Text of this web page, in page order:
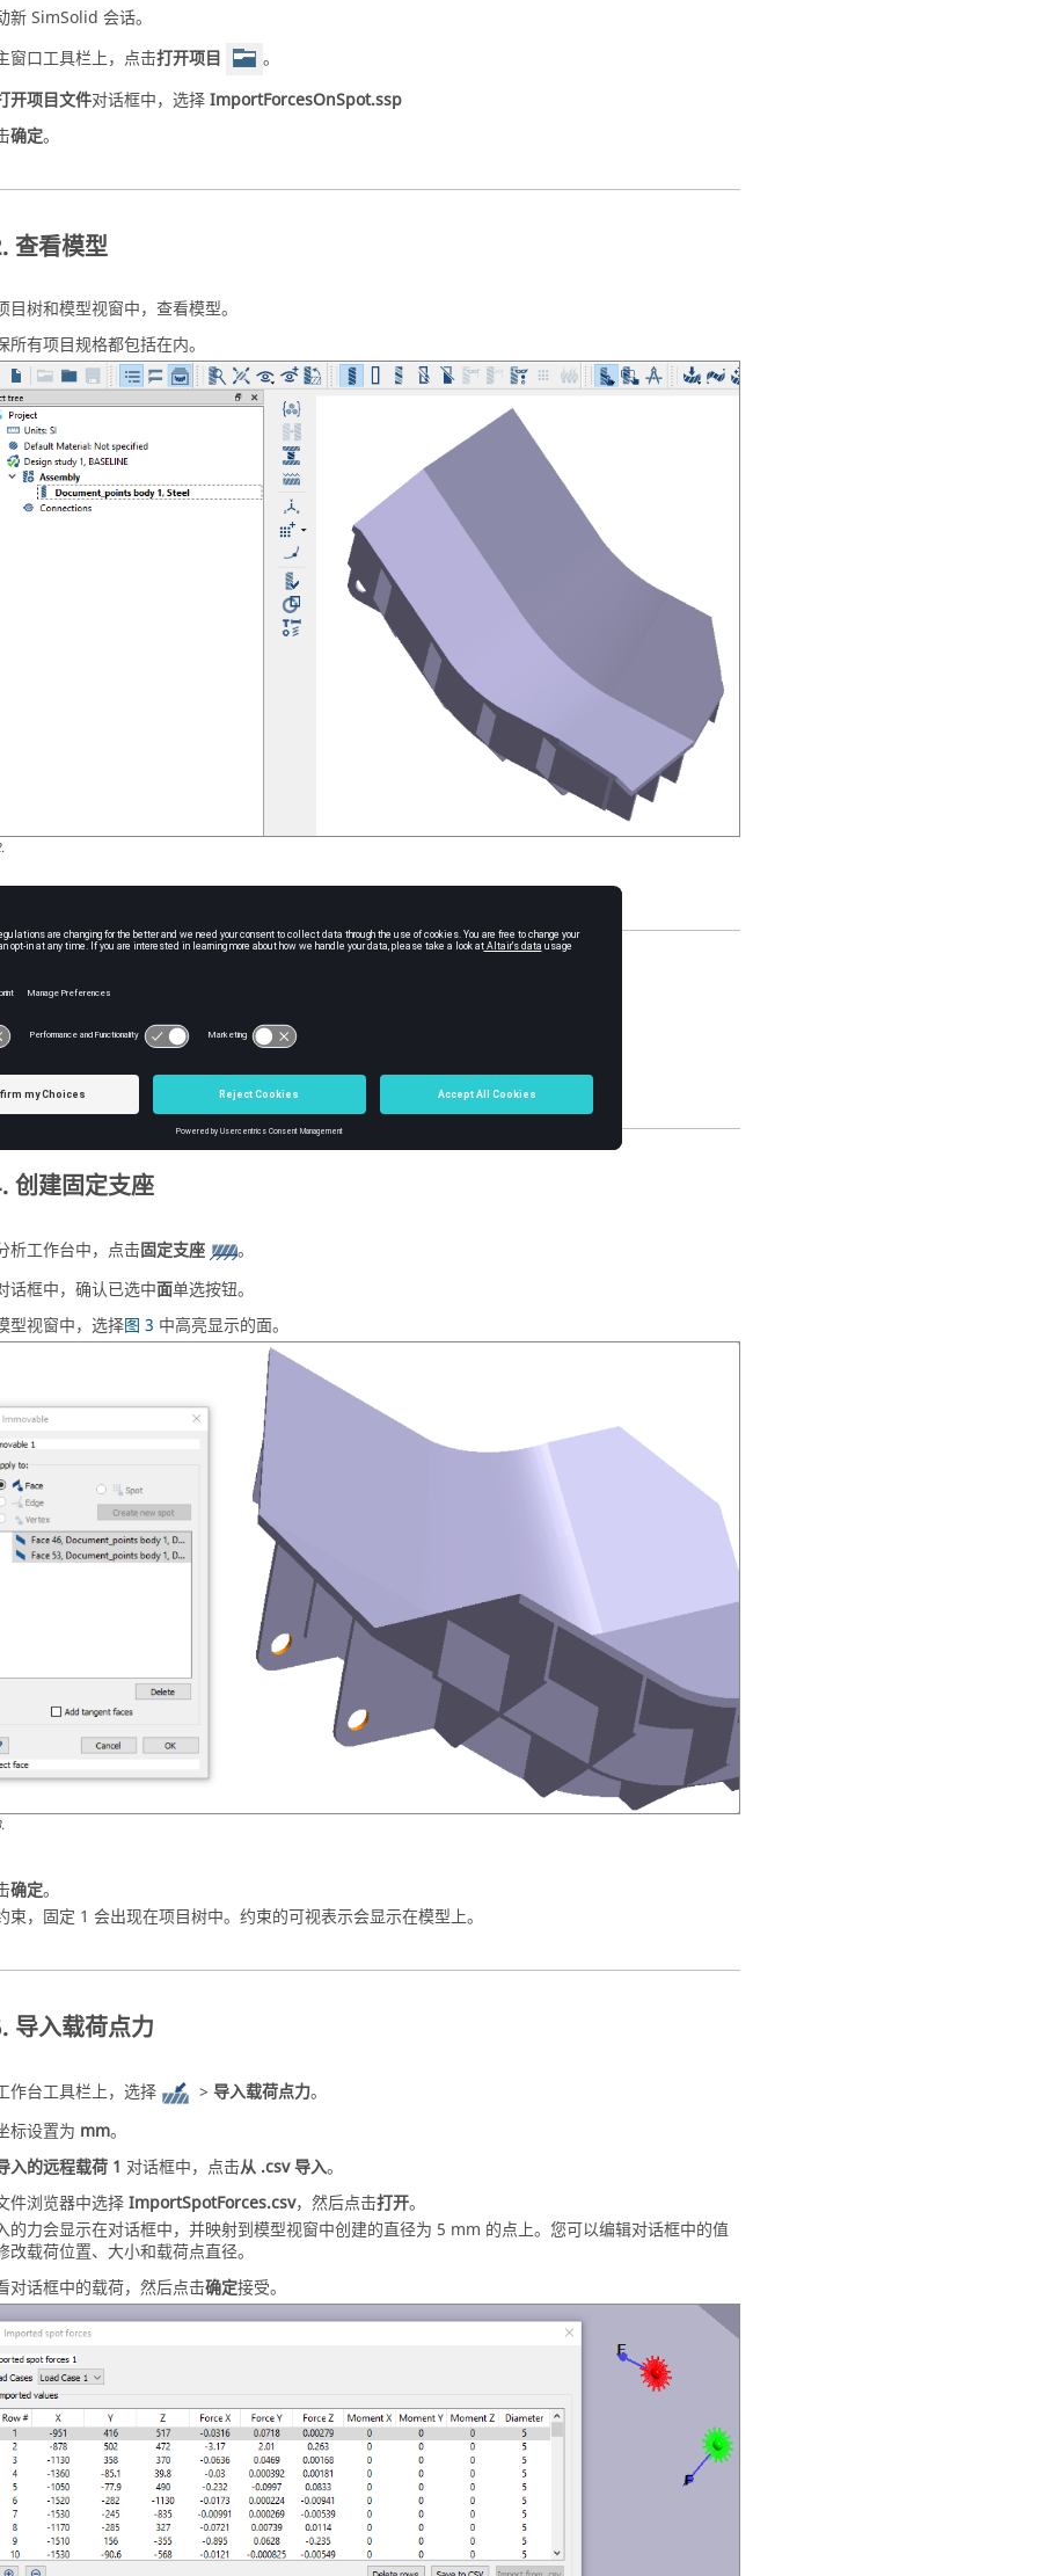
新SimSolid 会话。
窗口工具栏上，点击打开项目
。
开项目文件对话框中，选择ImportForcesOnSpot.ssp
确定。
查看模型
目树和模型视窗中，查看模型。
所有项目规格都包括在内。
.
创建结构线性分析
具栏上，点击 结构分析 结构线性
示在项目树中的设计研究 1 下，分析工作台会打开。
创建固定支座
析工作台中，点击固定支座
。
话框中，确认已选中面单选按钮。
型视窗中，选择图 3 中高亮显示的面。
.
确定。
束，固定 1 会出现在项目树中。约束的可视表示会显示在模型上。
导入载荷点力
作台工具栏上，选择 > 导入载荷点力。
标设置为 mm。
入的远程载荷 1 对话框中，点击从 .csv 导入。
件浏览器中选择ImportSpotForces.csv，然后点击打开。
的力会显示在对话框中，并映射到模型视窗中创建的直径为 5 mm 的点上。您可以编辑对话框中的值
改载荷位置、大小和载荷点直径。
对话框中的载荷，然后点击确定接受。